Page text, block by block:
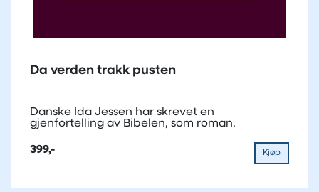
Da verden trakk pusten
Danske Ida Jessen har skrevet en
gjenfortelling av Bibelen, som roman.
399,- Kjøp